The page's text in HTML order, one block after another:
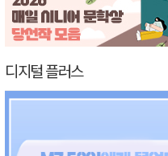
디지털 플러스